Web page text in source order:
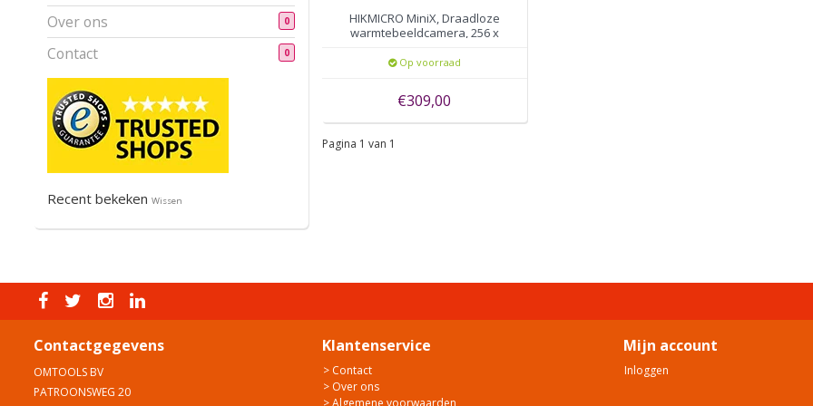
Over ons 0
Contact 0
Recent bekeken Wissen
HIKMICRO MiniX, Draadloze
warmtebeeldcamera, 256 x
50.0°
Op voorraad
€309,00
Pagina 1 van 1
Contactgegevens
OMTOOLS BV
PATROONSWEG 20
Klantenservice
> Contact
> Over ons
> Algemene voorwaarden
Mijn account
Inloggen